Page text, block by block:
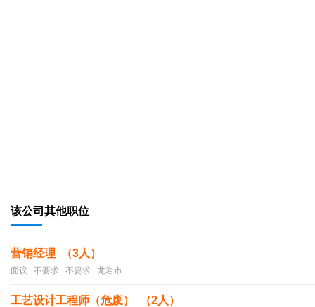
该公司其他职位
营销经理 （3人）
面议 不要求 不要求 龙岩市
工艺设计工程师（危废） （2人）